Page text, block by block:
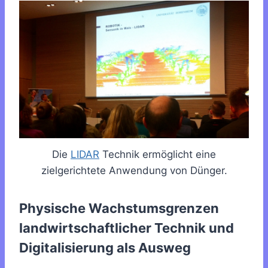
Die LIDAR Technik ermöglicht eine
zielgerichtete Anwendung von Dünger.
Physische Wachstumsgrenzen
landwirtschaftlicher Technik und
Digitalisierung als Ausweg